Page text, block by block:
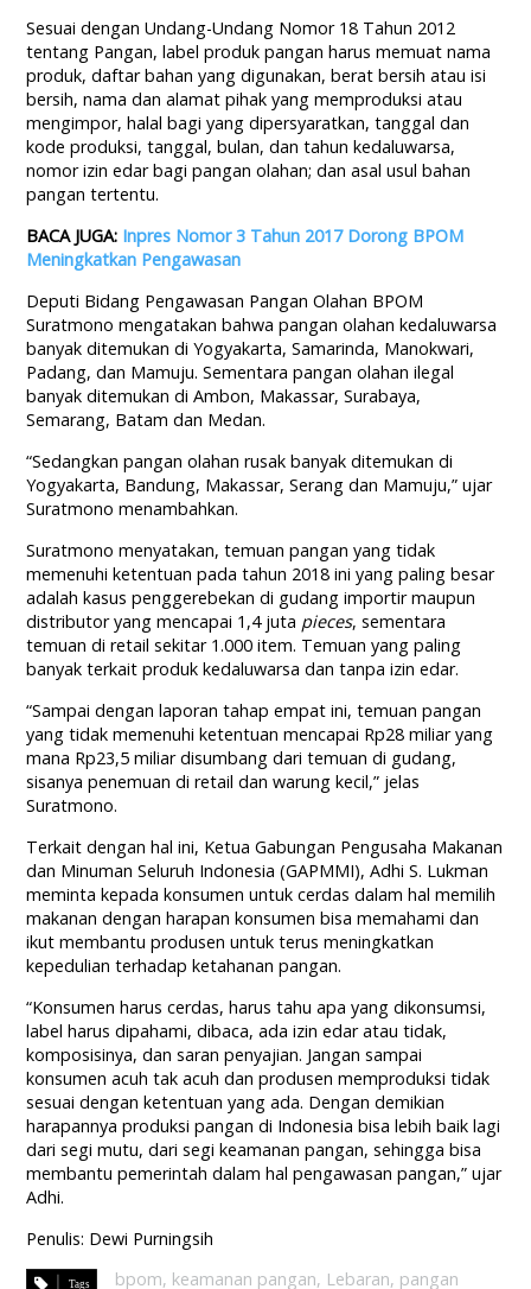
Sesuai dengan Undang-Undang Nomor 18 Tahun 2012
tentang Pangan, label produk pangan harus memuat nama
produk, daftar bahan yang digunakan, berat bersih atau isi
bersih, nama dan alamat pihak yang memproduksi atau
mengimpor, halal bagi yang dipersyaratkan, tanggal dan
kode produksi, tanggal, bulan, dan tahun kedaluwarsa,
nomor izin edar bagi pangan olahan; dan asal usul bahan
pangan tertentu.
BACA JUGA: Inpres Nomor 3 Tahun 2017 Dorong BPOM
Meningkatkan Pengawasan
Deputi Bidang Pengawasan Pangan Olahan BPOM
Suratmono mengatakan bahwa pangan olahan kedaluwarsa
banyak ditemukan di Yogyakarta, Samarinda, Manokwari,
Padang, dan Mamuju. Sementara pangan olahan ilegal
banyak ditemukan di Ambon, Makassar, Surabaya,
Semarang, Batam dan Medan.
“Sedangkan pangan olahan rusak banyak ditemukan di
Yogyakarta, Bandung, Makassar, Serang dan Mamuju,” ujar
Suratmono menambahkan.
Suratmono menyatakan, temuan pangan yang tidak
memenuhi ketentuan pada tahun 2018 ini yang paling besar
adalah kasus penggerebekan di gudang importir maupun
distributor yang mencapai 1,4 juta pieces, sementara
temuan di retail sekitar 1.000 item. Temuan yang paling
banyak terkait produk kedaluwarsa dan tanpa izin edar.
“Sampai dengan laporan tahap empat ini, temuan pangan
yang tidak memenuhi ketentuan mencapai Rp28 miliar yang
mana Rp23,5 miliar disumbang dari temuan di gudang,
sisanya penemuan di retail dan warung kecil,” jelas
Suratmono.
Terkait dengan hal ini, Ketua Gabungan Pengusaha Makanan
dan Minuman Seluruh Indonesia (GAPMMI), Adhi S. Lukman
meminta kepada konsumen untuk cerdas dalam hal memilih
makanan dengan harapan konsumen bisa memahami dan
ikut membantu produsen untuk terus meningkatkan
kepedulian terhadap ketahanan pangan.
“Konsumen harus cerdas, harus tahu apa yang dikonsumsi,
label harus dipahami, dibaca, ada izin edar atau tidak,
komposisinya, dan saran penyajian. Jangan sampai
konsumen acuh tak acuh dan produsen memproduksi tidak
sesuai dengan ketentuan yang ada. Dengan demikian
harapannya produksi pangan di Indonesia bisa lebih baik lagi
dari segi mutu, dari segi keamanan pangan, sehingga bisa
membantu pemerintah dalam hal pengawasan pangan,” ujar
Adhi.
Penulis: Dewi Purningsih
bpom, keamanan pangan, Lebaran, pangan